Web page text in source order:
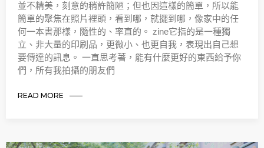
並不精美，刻意的稍許簡陋；但也因這樣的簡單，所以能
簡單的聚焦在照片裡頭，看到哪，就擺到哪，像家中的任
何一本書那樣，隨性的、率直的。 zine它指的是一種獨
立、非大量的印刷品，更微小、也更自我，表現出自己想
要傳達的訊息。 一直思考著，能有什麼更好的東西給予你
們，所有我拍攝的朋友們
READ MORE